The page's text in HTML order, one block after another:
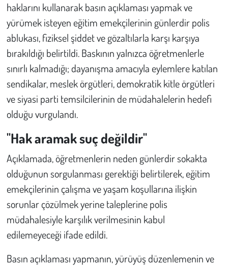
haklarını kullanarak basın açıklaması yapmak ve
yürümek isteyen eğitim emekçilerinin günlerdir polis
ablukası, fiziksel şiddet ve gözaltılarla karşı karşıya
bırakıldığı belirtildi. Baskının yalnızca öğretmenlerle
sınırlı kalmadığı; dayanışma amacıyla eylemlere katılan
sendikalar, meslek örgütleri, demokratik kitle örgütleri
ve siyasi parti temsilcilerinin de müdahalelerin hedefi
olduğu vurgulandı.
"Hak aramak suç değildir"
Açıklamada, öğretmenlerin neden günlerdir sokakta
olduğunun sorgulanması gerektiği belirtilerek, eğitim
emekçilerinin çalışma ve yaşam koşullarına ilişkin
sorunlar çözülmek yerine taleplerine polis
müdahalesiyle karşılık verilmesinin kabul
edilemeyeceği ifade edildi.
Basın açıklaması yapmanın, yürüyüş düzenlemenin ve